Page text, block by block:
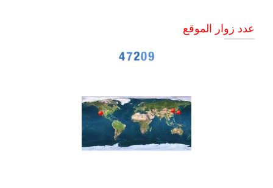
عدد زوار الموقع